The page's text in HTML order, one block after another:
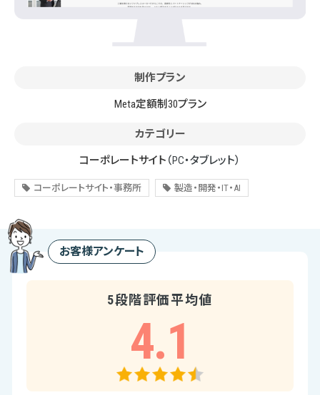
制作プラン
Meta定額制30プラン
カテゴリー
コーポレートサイト （PC・タブレット）
コーポレートサイト・事務所 製造・開発・IT・AI
お客様アンケート
5段階評価平均値
4.1